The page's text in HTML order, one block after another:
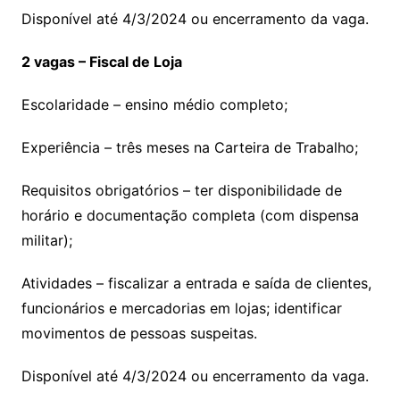
Disponível até 4/3/2024 ou encerramento da vaga.
2 vagas – Fiscal de Loja
Escolaridade – ensino médio completo;
Experiência – três meses na Carteira de Trabalho;
Requisitos obrigatórios – ter disponibilidade de
horário e documentação completa (com dispensa
militar);
Atividades – fiscalizar a entrada e saída de clientes,
funcionários e mercadorias em lojas; identificar
movimentos de pessoas suspeitas.
Disponível até 4/3/2024 ou encerramento da vaga.